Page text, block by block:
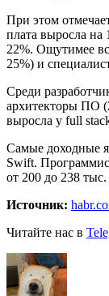
При этом
плата выросла
22%. Ощутимее
25%) и
Среди
архитекторы ПО
выросла у full
Самые доходные
Swift.
от 200 до 238
Источник:
Читайте нас в